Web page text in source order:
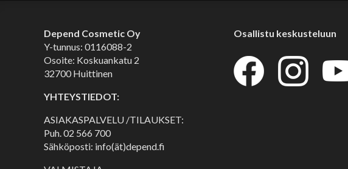
Depend Cosmetic Oy
Y-tunnus: 0116088-2
Osoite: Koskuankatu 2
32700 Huittinen
YHTEYSTIEDOT:
ASIAKASPALVELU /TILAUKSET:
Puh.02 566 700
Sähköposti: info(ät)depend.fi
Osallistu keskusteluun